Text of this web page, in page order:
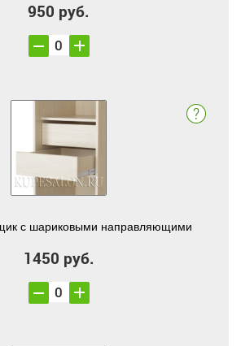
950 руб.
с шариковыми направляющими
1450 руб.